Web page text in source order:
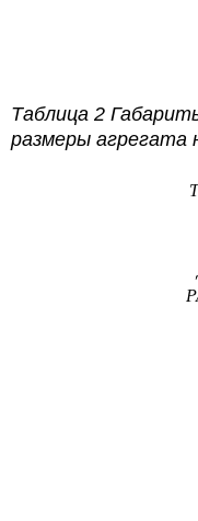
Таблица 2
размеры агрегата